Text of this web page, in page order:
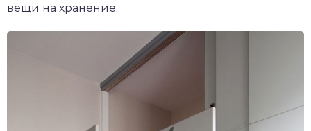
вещи на хранение.